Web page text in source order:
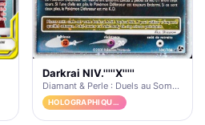
Darkrai NIV.'''''X'''''
Diamant & Perle : Duels au Sommet
HOLOGRAPHIQUE RARE NIV.X